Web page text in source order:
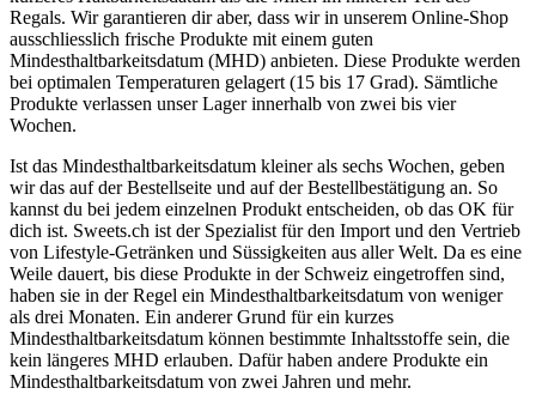
Regals. Wir garantieren dir aber, dass wir in unserem Online-Shop
ausschliesslich frische Produkte mit einem guten
Mindesthaltbarkeitsdatum (MHD) anbieten. Diese Produkte werden
bei optimalen Temperaturen gelagert (15 bis 17 Grad). Sämtliche
Produkte verlassen unser Lager innerhalb von zwei bis vier
Wochen.
Ist das Mindesthaltbarkeitsdatum kleiner als sechs Wochen, geben
wir das auf der Bestellseite und auf der Bestellbestätigung an. So
kannst du bei jedem einzelnen Produkt entscheiden, ob das OK für
dich ist. Sweets.ch ist der Spezialist für den Import und den Vertrieb
von Lifestyle-Getränken und Süssigkeiten aus aller Welt. Da es eine
Weile dauert, bis diese Produkte in der Schweiz eingetroffen sind,
haben sie in der Regel ein Mindesthaltbarkeitsdatum von weniger
als drei Monaten. Ein anderer Grund für ein kurzes
Mindesthaltbarkeitsdatum können bestimmte Inhaltsstoffe sein, die
kein längeres MHD erlauben. Dafür haben andere Produkte ein
Mindesthaltbarkeitsdatum von zwei Jahren und mehr.